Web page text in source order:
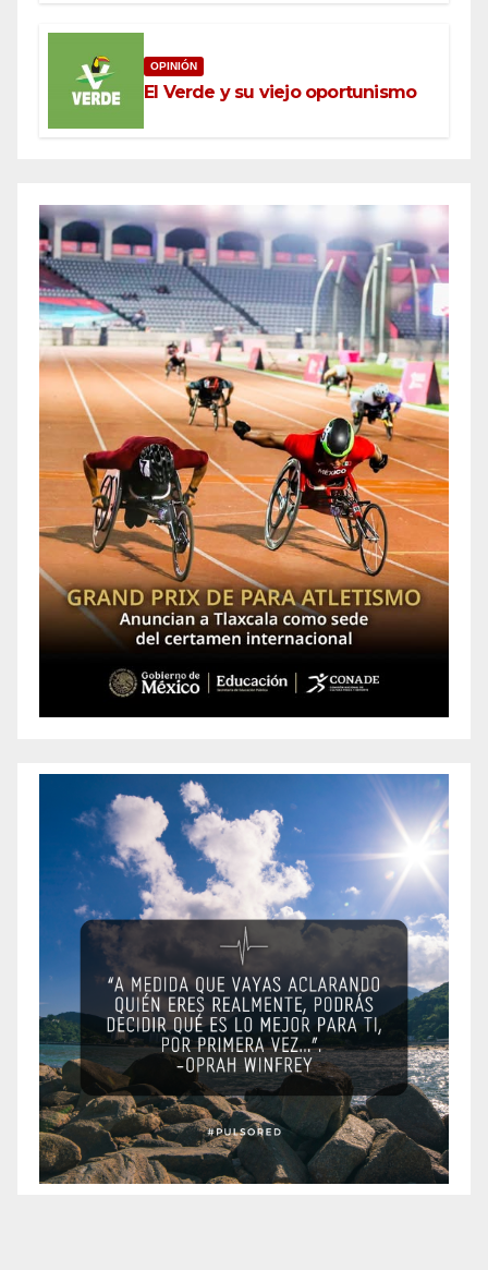
OPINIÓN
El Verde y su viejo oportunismo